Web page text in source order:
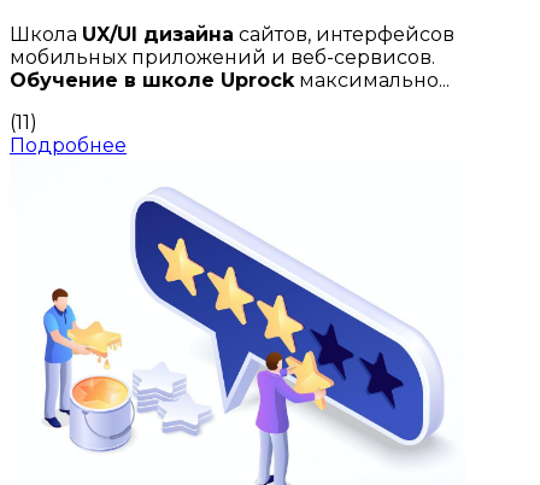
Школа UX/UI дизайна сайтов, интерфейсов
мобильных приложений и веб-сервисов.
Обучение в школе Uprockмаксимально...
(11)
Подробнее